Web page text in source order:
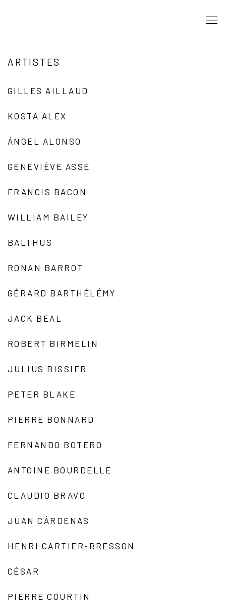
ARTISTES
GILLES AILLAUD
KOSTA ALEX
ÁNGEL ALONSO
GENEVIÈVE ASSE
FRANCIS BACON
WILLIAM BAILEY
BALTHUS
RONAN BARROT
GÉRARD BARTHÉLÉMY
JACK BEAL
ROBERT BIRMELIN
JULIUS BISSIER
PETER BLAKE
PIERRE BONNARD
FERNANDO BOTERO
ANTOINE BOURDELLE
CLAUDIO BRAVO
JUAN CÁRDENAS
HENRI CARTIER-BRESSON
CÉSAR
PIERRE COURTIN